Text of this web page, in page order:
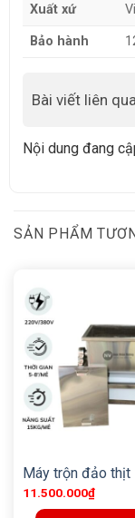
Xuất xứ
Bảo hành
Bài viết liên
Nội dung đang
SẢN PHẨM
Máy trộn đảo thịt
11.500.000₫